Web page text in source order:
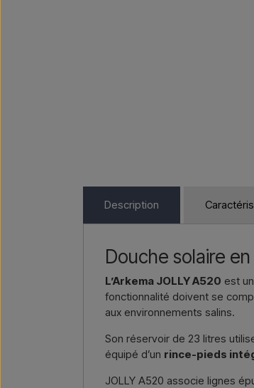
Description
Douche solaire
L’Arkema JOLLY A520 est
fonctionnalité doivent se
aux environnements salins.
Son réservoir de 23 litres
équipé d’un rince-pieds
JOLLY A520 associe lignes